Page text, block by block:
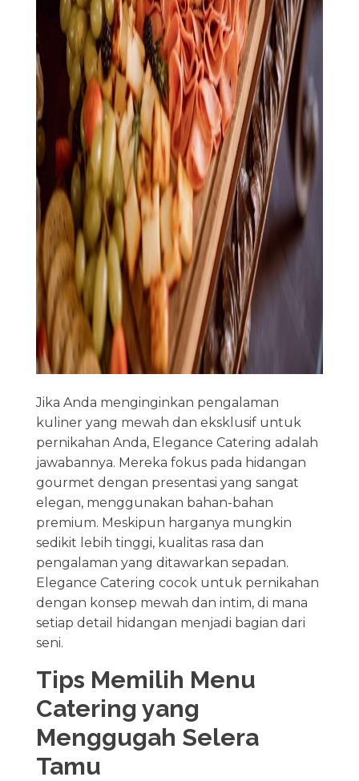
Jika Anda menginginkan pengalaman
kuliner yang mewah dan eksklusif untuk
pernikahan Anda, Elegance Catering adalah
jawabannya. Mereka fokus pada hidangan
gourmet dengan presentasi yang sangat
elegan, menggunakan bahan-bahan
premium. Meskipun harganya mungkin
sedikit lebih tinggi, kualitas rasa dan
pengalaman yang ditawarkan sepadan.
Elegance Catering cocok untuk pernikahan
dengan konsep mewah dan intim, di mana
setiap detail hidangan menjadi bagian dari
seni.
Tips Memilih Menu
Catering yang
Menggugah Selera
Tamu